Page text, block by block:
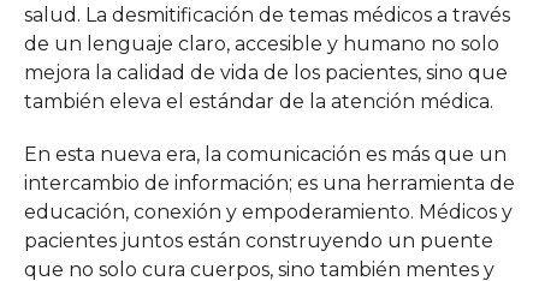
salud. La desmitificación de temas médicos a través
de un lenguaje claro, accesible y humano no solo
mejora la calidad de vida de los pacientes, sino que
también eleva el estándar de la atención médica.
En esta nueva era, la comunicación es más que un
intercambio de información; es una herramienta de
educación, conexión y empoderamiento. Médicos y
pacientes juntos están construyendo un puente
que no solo cura cuerpos, sino también mentes y